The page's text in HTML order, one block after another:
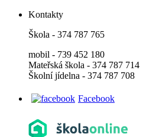
Kontakty
Škola - 374 787 765
mobil - 739 452 180
Mateřská škola - 374 787 714
Školní jídelna - 374 787 708
Facebook